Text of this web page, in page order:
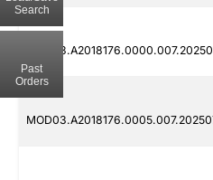
Search
Past
Orders